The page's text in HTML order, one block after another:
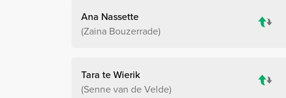
Ana Nassette
Zaina Bouzerrade
Tara te Wierik
Senne van de Velde